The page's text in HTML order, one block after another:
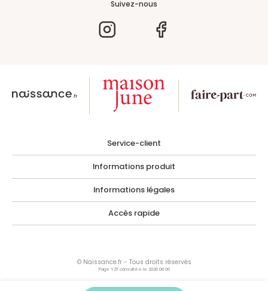
Suivez-nous
Service-client
Informations produit
Informations légales
Accès rapide
© Naissance.fr - Tous droits réservés
Page YZF consultée le 2026 08 06